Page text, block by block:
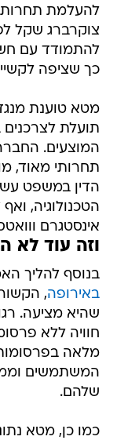
צוקרברג שקל
להתמודד עם
כך שציפה
מטא טוענת
תועלת
המוצעים.
תחרותי מאוד,
הדין במשפט
הטכנולוגיה,
אינסטגרם
וזה עוד לא
בנוסף להליך
באירופה,
שהיא מציעה.
חוויה ללא
מלאה
המשתמשים
שלהם.
כמו כן, מטא